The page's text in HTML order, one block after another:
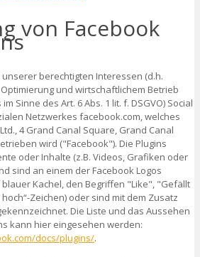
von Facebook
berechtigten Interessen (d.h.
und wirtschaftlichem Betrieb
Sinne des Art. 6 Abs. 1 lit. f. DSGVO) Social
Netzwerkes facebook.com, welches
4 Grand Canal Square, Grand Canal
wird ("Facebook"). Die Plugins
oder Inhalte (z.B. Videos, Grafiken oder
sind an einem der Facebook Logos
Kachel, den Begriffen "Like", "Gefällt
Zeichen) oder sind mit dem Zusatz
Die Liste und das Aussehen
kann hier eingesehen werden:
docs/plugins/.